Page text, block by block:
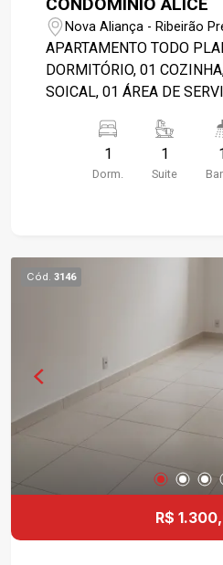
Nova Aliança - Ribeirão
APARTAMENTO TODO
DORMITÓRIO, 01
SOICAL, 01 ÁREA DE
CONDOMÍNIO POSSUI
PISCINA. OBS.: AS INFORMAÇÕES PODERÃO
SOFRER ALTERAÇÕES
1
Dorm.
1
Suite
Cód. 3146
R$